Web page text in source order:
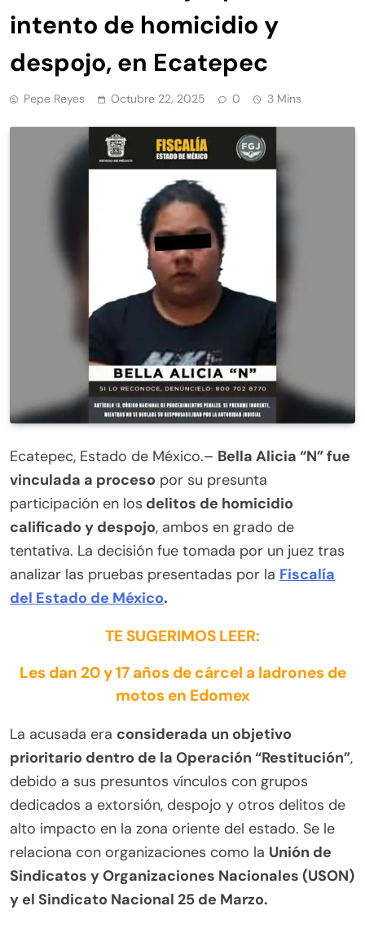
intento de homicidio y
despojo, en Ecatepec
Pepe Reyes Octubre 22, 2025 0 3 Mins
Ecatepec, Estado de México.– Bella Alicia “N” fue
vinculada a proceso por su presunta
participación en los delitos de homicidio
calificado y despojo, ambos en grado de
tentativa. La decisión fue tomada por un juez tras
analizar las pruebas presentadas por la Fiscalía
del Estado de México.
TE SUGERIMOS LEER:
Les dan 20 y 17 años de cárcel a ladrones de
motos en Edomex
La acusada era considerada un objetivo
prioritario dentro de la Operación “Restitución”,
debido a sus presuntos vínculos con grupos
dedicados a extorsión, despojo y otros delitos de
alto impacto en la zona oriente del estado. Se le
relaciona con organizaciones como la Unión de
Sindicatos y Organizaciones Nacionales (USON)
y el Sindicato Nacional 25 de Marzo.